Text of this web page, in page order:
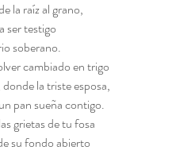
la raíz al grano,
ser testigo
soberano.
cambiado en trigo
la triste esposa,
pan sueña contigo.
grietas de tu fosa
su fondo abierto